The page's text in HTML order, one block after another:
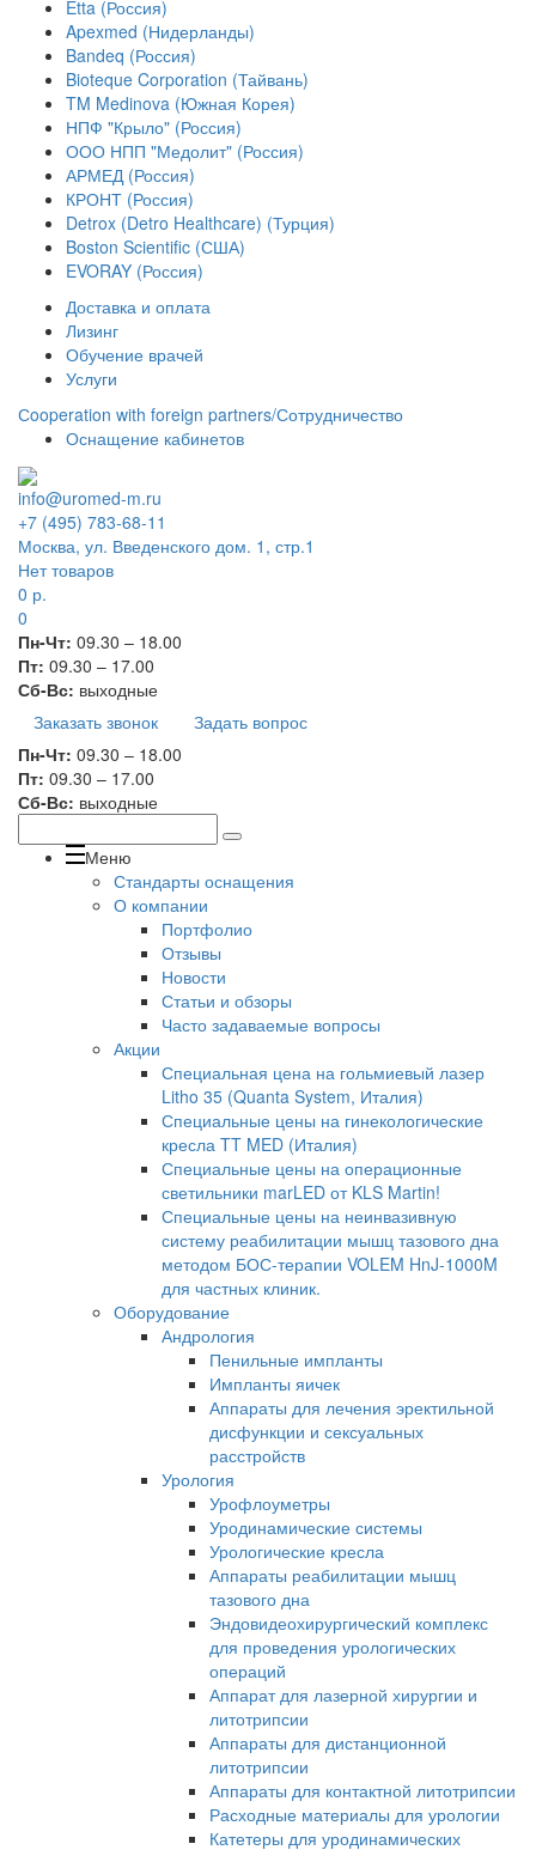
Etta (Россия)
Apexmed (Нидерланды)
Bandeq (Россия)
Bioteque Corporation (Тайвань)
TM Medinova (Южная Корея)
НПФ "Крыло" (Россия)
ООО НПП "Медолит" (Россия)
АРМЕД (Россия)
КРОНТ (Россия)
Detrox (Detro Healthcare) (Турция)
Boston Scientific (США)
EVORAY (Россия)
Доставка и оплата
Лизинг
Обучение врачей
Услуги
Сooperation with foreign partners/Сотрудничество
Оснащение кабинетов
info@uromed-m.ru
+7 (495) 783-68-11
Москва, ул. Введенского дом. 1, стр.1
Нет товаров
0 р.
0
Пн-Чт: 09.30 – 18.00
Пт: 09.30 – 17.00
Сб-Вс: выходные
Заказать звонок
Задать вопрос
Пн-Чт: 09.30 – 18.00
Пт: 09.30 – 17.00
Сб-Вс: выходные
Меню
Стандарты оснащения
О компании
Портфолио
Отзывы
Новости
Статьи и обзоры
Часто задаваемые вопросы
Акции
Специальная цена на гольмиевый лазер
Litho 35 (Quanta System, Италия)
Специальные цены на гинекологические
кресла TT MED (Италия)
Специальные цены на операционные
светильники marLED от KLS Martin!
Специальные цены на неинвазивную
систему реабилитации мышц тазового дна
методом БОС-терапии VOLEM HnJ-1000M
для частных клиник.
Оборудование
Андрология
Пенильные импланты
Импланты яичек
Аппараты для лечения эректильной
дисфункции и сексуальных
расстройств
Урология
Урофлоуметры
Уродинамические системы
Урологические кресла
Аппараты реабилитации мышц
тазового дна
Эндовидеохирургический комплекс
для проведения урологических
операций
Аппарат для лазерной хирургии и
литотрипсии
Аппараты для дистанционной
литотрипсии
Аппараты для контактной литотрипсии
Расходные материалы для урологии
Катетеры для уродинамических